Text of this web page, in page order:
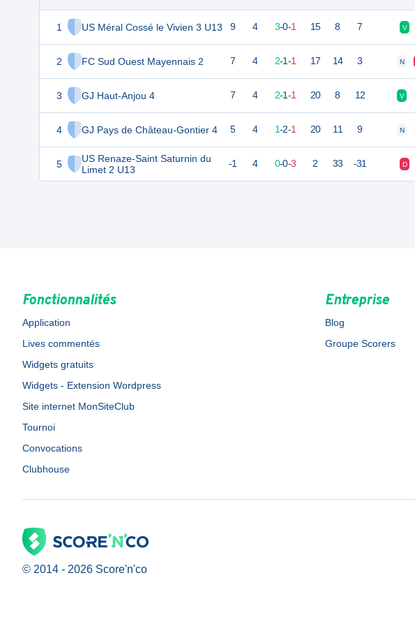
1 US Méral Cossé le Vivien 3 U13
2 FC Sud Ouest Mayennais 2
3 GJ Haut-Anjou 4
4 GJ Pays de Château-Gontier 4
5
US Renaze-Saint Saturnin du
Limet 2 U13
9 4 3-0-1 15 8 7 V
7 4 2-1-1 17 14 3 N
7 4 2-1-1 20 8 12 V
5 4 1-2-1 20 11 9 N
-1 4 0-0-3 2 33 -31 D
Fonctionnalités
Application
Lives commentés
Widgets gratuits
Widgets - Extension Wordpress
Site internet MonSiteClub
Tournoi
Convocations
Clubhouse
Entreprise
Blog
Groupe Scorers
© 2014 - 2026 Score'n'co